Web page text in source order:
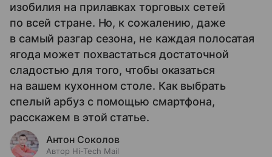
изобилия на прилавках торговых сетей
по всей стране. Но, к сожалению, даже
в самый разгар сезона, не каждая полосатая
ягода может похвастаться достаточной
сладостью для того, чтобы оказаться
на вашем кухонном столе. Как выбрать
спелый арбуз с помощью смартфона,
расскажем в этой статье.
Антон Соколов
Автор Hi-Tech Mail